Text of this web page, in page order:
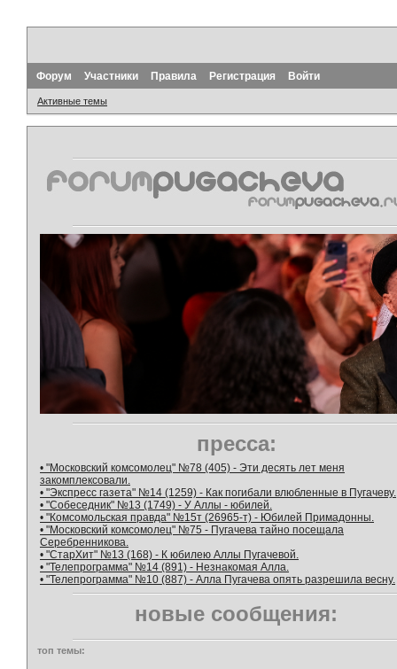
Форум Участники Правила Регистрация Войти
Активные темы
пресса:
• "Московский комсомолец" №78 (405) - Эти десять лет меня
закомплексовали.
• "Экспресс газета" №14 (1259) - Как погибали влюбленные в Пугачеву.
• "Собеседник" №13 (1749) - У Аллы - юбилей.
• "Комсомольская правда" №15т (26965-т) - Юбилей Примадонны.
• "Московский комсомолец" №75 - Пугачева тайно посещала
Серебренникова.
• "СтарХит" №13 (168) - К юбилею Аллы Пугачевой.
• "Телепрограмма" №14 (891) - Незнакомая Алла.
• "Телепрограмма" №10 (887) - Алла Пугачева опять разрешила весну.
новые сообщения:
топ темы: